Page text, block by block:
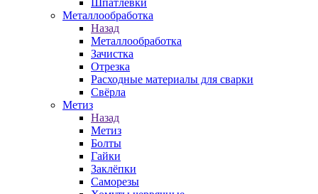
Шпатлевки
Металлообработка
Назад
Металлообработка
Зачистка
Отрезка
Расходные материалы для сварки
Свёрла
Метиз
Назад
Метиз
Болты
Гайки
Заклёпки
Саморезы